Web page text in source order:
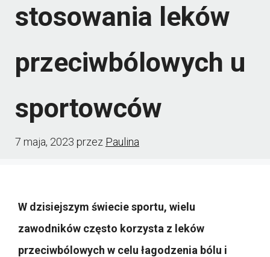
stosowania leków
przeciwbólowych u
sportowców
7 maja, 2023 przez Paulina
W dzisiejszym świecie sportu, wielu
zawodników często korzysta z leków
przeciwbólowych w celu łagodzenia bólu i